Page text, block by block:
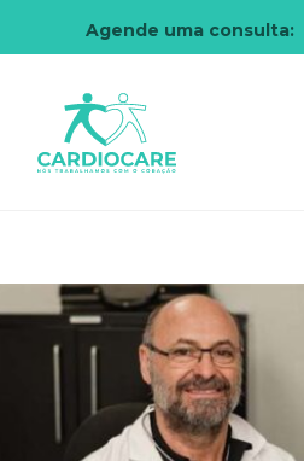
Agende uma consulta: